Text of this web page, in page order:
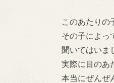
このあたりの
その子によっ
聞いてはいま
実際に目のあ
本当にぜんぜ